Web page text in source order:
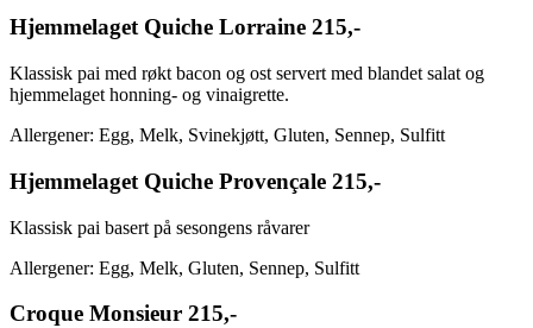
Hjemmelaget Quiche Lorraine 215,-
Klassisk pai med røkt bacon og ost servert med blandet salat og
hjemmelaget honning- og vinaigrette.
Allergener: Egg, Melk, Svinekjøtt, Gluten, Sennep, Sulfitt
Hjemmelaget Quiche Provençale 215,-
Klassisk pai basert på sesongens råvarer
Allergener: Egg, Melk, Gluten, Sennep, Sulfitt
Croque Monsieur 215,-